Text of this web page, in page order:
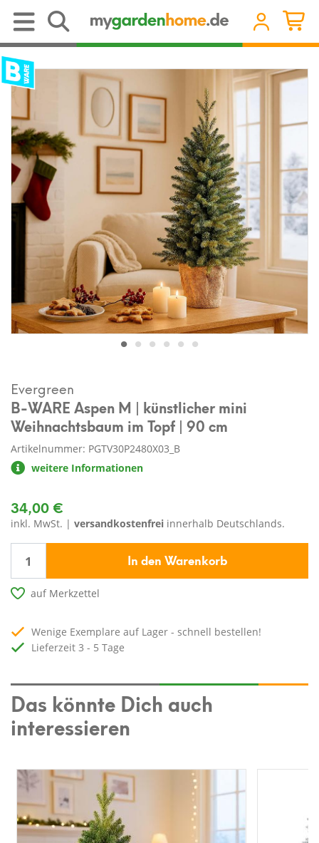
Evergreen
B-WARE Aspen M | künstlicher mini
Weihnachtsbaum im Topf | 90 cm
Artikelnummer: PGTV30P2480X03_B
weitere Informationen
34,00 €
inkl. MwSt. | versandkostenfrei innerhalb Deutschlands.
In den Warenkorb
auf Merkzettel
Wenige Exemplare auf Lager - schnell bestellen!
Lieferzeit 3 - 5 Tage
Das könnte Dich auch
interessieren